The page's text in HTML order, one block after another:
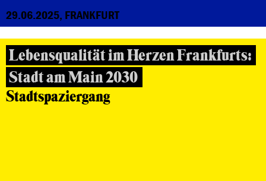
29.06.2025, FRANKFURT
Lebensqualität im Herzen Frankfurts:
Stadt am Main 2030
Stadtspaziergang